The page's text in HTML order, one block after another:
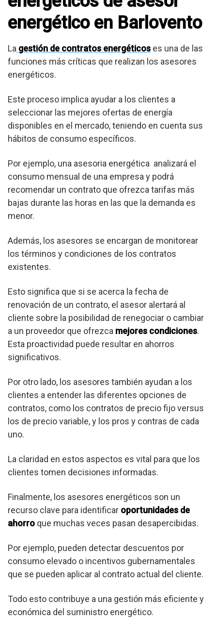
energético en Barlovento
La gestión de contratos energéticos es una de las
funciones más críticas que realizan los asesores
energéticos.
Este proceso implica ayudar a los clientes a
seleccionar las mejores ofertas de energía
disponibles en el mercado, teniendo en cuenta sus
hábitos de consumo específicos.
Por ejemplo, una asesoria energética analizará el
consumo mensual de una empresa y podrá
recomendar un contrato que ofrezca tarifas más
bajas durante las horas en las que la demanda es
menor.
Además, los asesores se encargan de monitorear
los términos y condiciones de los contratos
existentes.
Esto significa que si se acerca la fecha de
renovación de un contrato, el asesor alertará al
cliente sobre la posibilidad de renegociar o cambiar
a un proveedor que ofrezca mejores condiciones.
Esta proactividad puede resultar en ahorros
significativos.
Por otro lado, los asesores también ayudan a los
clientes a entender las diferentes opciones de
contratos, como los contratos de precio fijo versus
los de precio variable, y los pros y contras de cada
uno.
La claridad en estos aspectos es vital para que los
clientes tomen decisiones informadas.
Finalmente, los asesores energéticos son un
recurso clave para identificar oportunidades de
ahorro que muchas veces pasan desapercibidas.
Por ejemplo, pueden detectar descuentos por
consumo elevado o incentivos gubernamentales
que se pueden aplicar al contrato actual del cliente.
Todo esto contribuye a una gestión más eficiente y
económica del suministro energético.